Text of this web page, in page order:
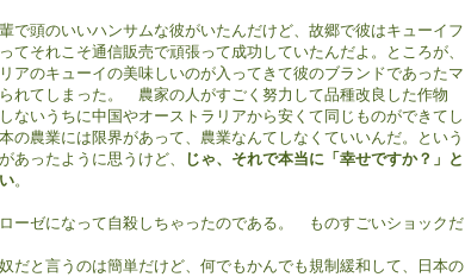
で頭のいいハンサムな彼がいたんだけど、故郷で彼はキューイフ
てそれこそ通信販売で頑張って成功していたんだよ。ところが、
アのキューイの美味しいのが入ってきて彼のブランドであったマ
られてしまった。 農家の人がすごく努力して品種改良した作物
ないうちに中国やオーストラリアから安くて同じものができてし
の農業には限界があって、農業なんてしなくていいんだ。という
あったように思うけど、
じゃ、それで本当に「幸せですか？」と
。
ーゼになって自殺しちゃったのである。 ものすごいショックだ
だと言うのは簡単だけど、何でもかんでも規制緩和して、日本の